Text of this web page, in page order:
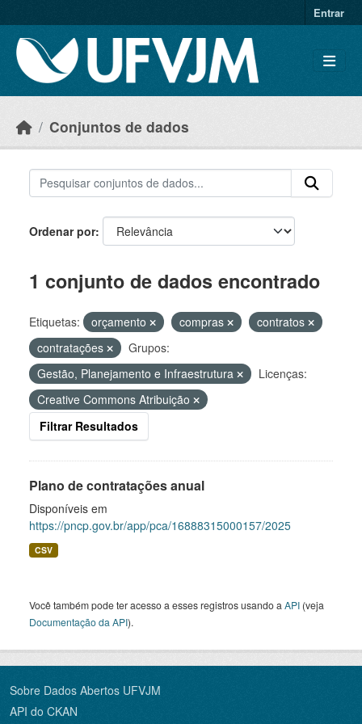
Entrar
Conjuntos de dados
Ordenar por
1 conjunto de dados encontrado
Etiquetas: orçamento compras
contratos
contratações
Grupos:
Gestão, Planejamento e Infraestrutura
Licenças:
Creative Commons Atribuição
Filtrar Resultados
Plano de contratações anual
Disponíveis em
https://pncp.gov.br/app/pca/16888315000157/2025
CSV
Você também pode ter acesso a esses registros usando a API (veja
Documentação da API).
Sobre Dados Abertos UFVJM
API do CKAN